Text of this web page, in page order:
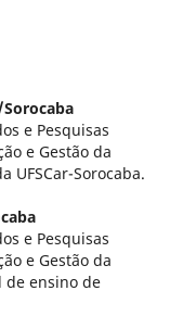
Sorocaba
e Pesquisas
e Gestão da
UFSCar-Sorocaba.
e Pesquisas
e Gestão da
de ensino de